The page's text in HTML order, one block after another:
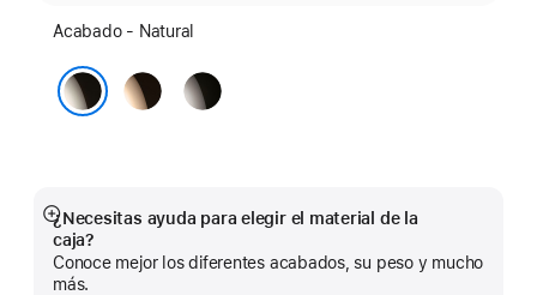
Acabado - Natural
Oro Pizarra
¿Necesitas ayuda para elegir el material de la
caja?
Conoce mejor los diferentes acabados, su peso y mucho
más.
Mostrar
más